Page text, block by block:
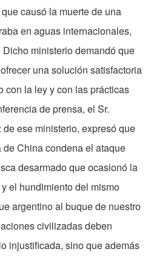
causó la muerte de una
en aguas internacionales,
ministerio demandó que
una solución satisfactoria
con la ley y con las prácticas
de prensa, el Sr.
ese ministe­rio, expresó que
China condena el ataque
desarmado que oca­sionó la
el hundimiento del mismo
ar­gentino al buque de nuestro
civilizadas deben
injustificada, sino que además